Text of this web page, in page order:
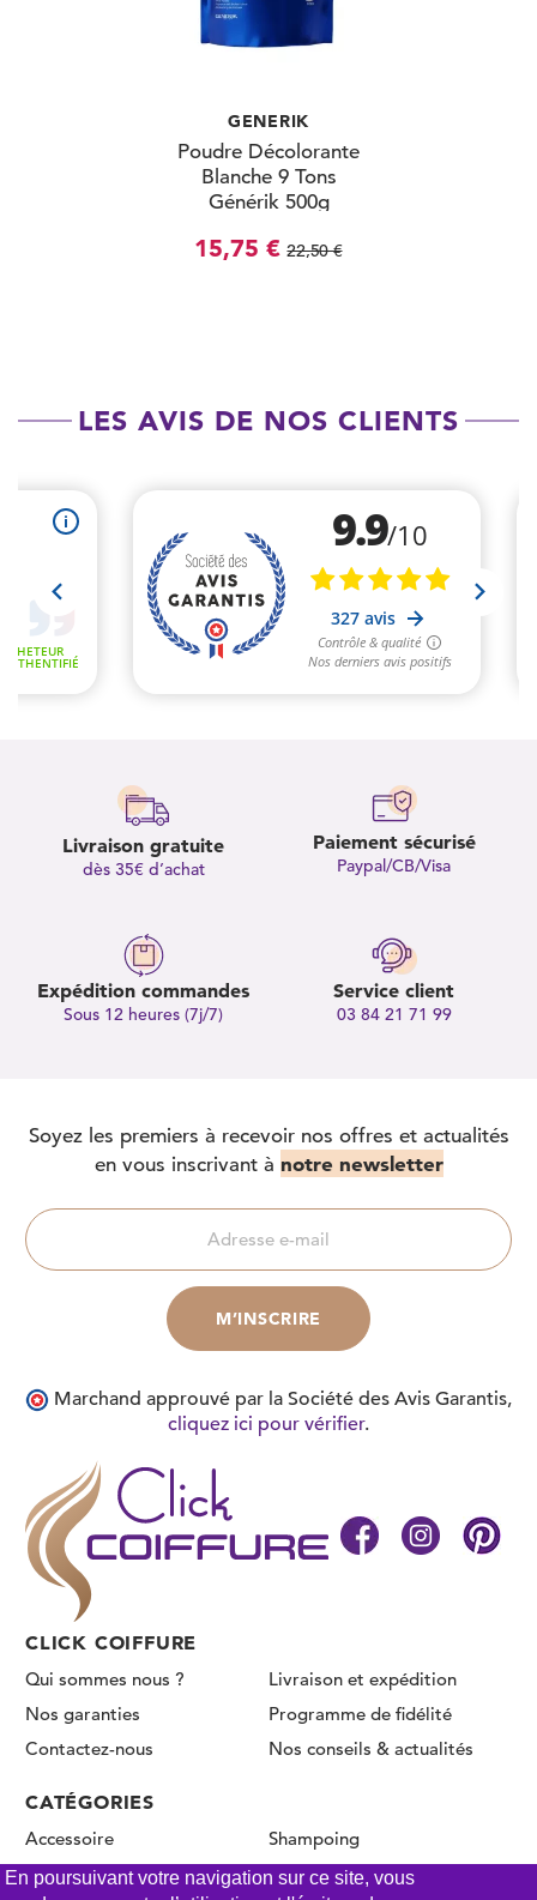
GENERIK
Poudre Décolorante
Blanche 9 Tons
Générik 500g
15,75 € 22,50 €
LES AVIS DE NOS CLIENTS
Livraison gratuite
dès 35€ d’achat
Paiement sécurisé
Paypal/CB/Visa
Expédition commandes
Sous 12 heures (7j/7)
Service client
03 84 21 71 99
CLICK COIFFURE
Qui sommes nous ?
Livraison et expédition
Nos garanties
Programme de fidélité
Contactez-nous
Nos conseils & actualités
CATÉGORIES
Accessoire
Coloration & décoloration
Shampoing
Produit de coiffage
Soyez les premiers à recevoir nos offres et actualités
en vous inscrivant à notre newsletter
Marchand approuvé par la Société des Avis Garantis,
cliquez ici pour vérifier.
En poursuivant votre navigation sur ce site, vous